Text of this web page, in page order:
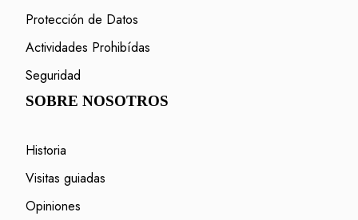
Protección de Datos
Actividades Prohibídas
Seguridad
SOBRE NOSOTROS
Historia
Visitas guiadas
Opiniones